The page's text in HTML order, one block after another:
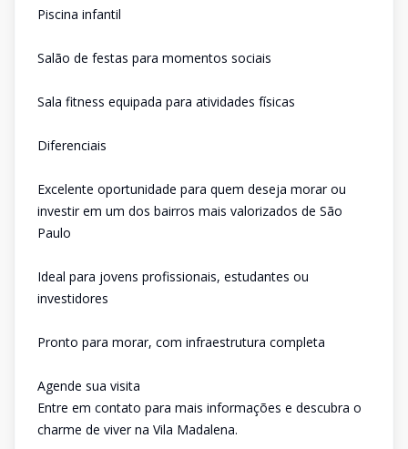
Piscina infantil
Salão de festas para momentos sociais
Sala fitness equipada para atividades físicas
Diferenciais
Excelente oportunidade para quem deseja morar ou
investir em um dos bairros mais valorizados de São
Paulo
Ideal para jovens profissionais, estudantes ou
investidores
Pronto para morar, com infraestrutura completa
Agende sua visita
Entre em contato para mais informações e descubra o
charme de viver na Vila Madalena.